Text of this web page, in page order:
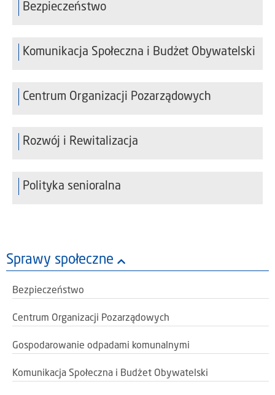
Sprawy społeczne
Bezpieczeństwo
Centrum Organizacji Pozarządowych
Gospodarowanie odpadami komunalnymi
Komunikacja Społeczna i Budżet Obywatelski
Bezpieczeństwo
Komunikacja Społeczna i Budżet Obywatelski
Centrum Organizacji Pozarządowych
Rozwój i Rewitalizacja
Polityka senioralna